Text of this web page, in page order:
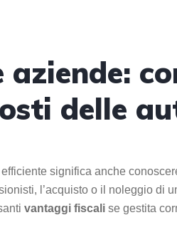
delle
significa anche
l’acquisto o il noleggio di
vantaggi fiscali se gestita